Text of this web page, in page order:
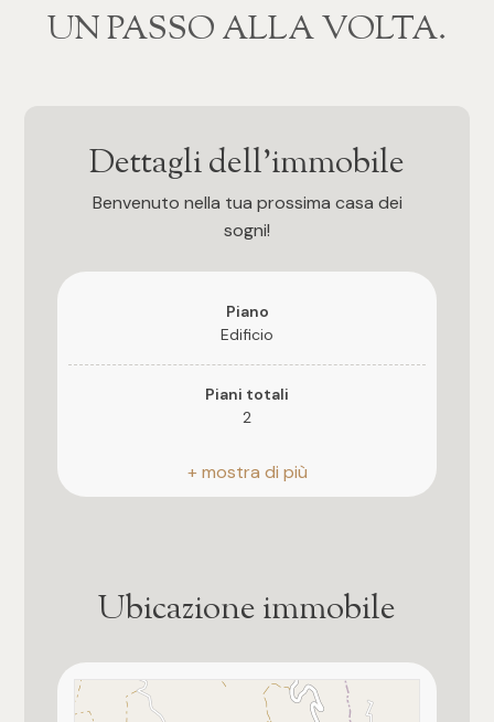
‍‍UN PASSO ALLA VOLTA.
Dettagli dell'immobile
Benvenuto nella tua prossima casa dei
sogni!
Piano
Edificio
Piani totali
2
Anno di costruzione
2007
sud-ovest
Ubicazione immobile
Qualsiasi
4
Camere
2